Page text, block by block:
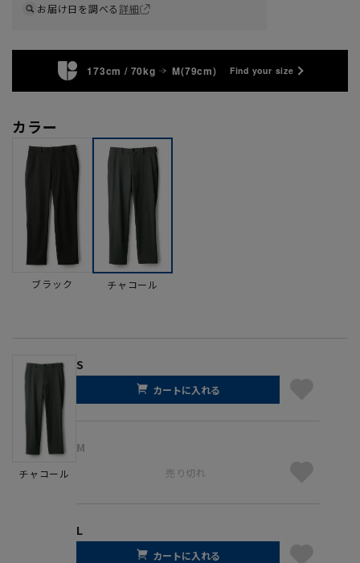
お届け日を調べる詳細
173cm / 70kg M(79cm) Find your size
カラー
ブラック チャコール
チャコール
S
カートに入れる
M
売り切れ
L
カートに入れる